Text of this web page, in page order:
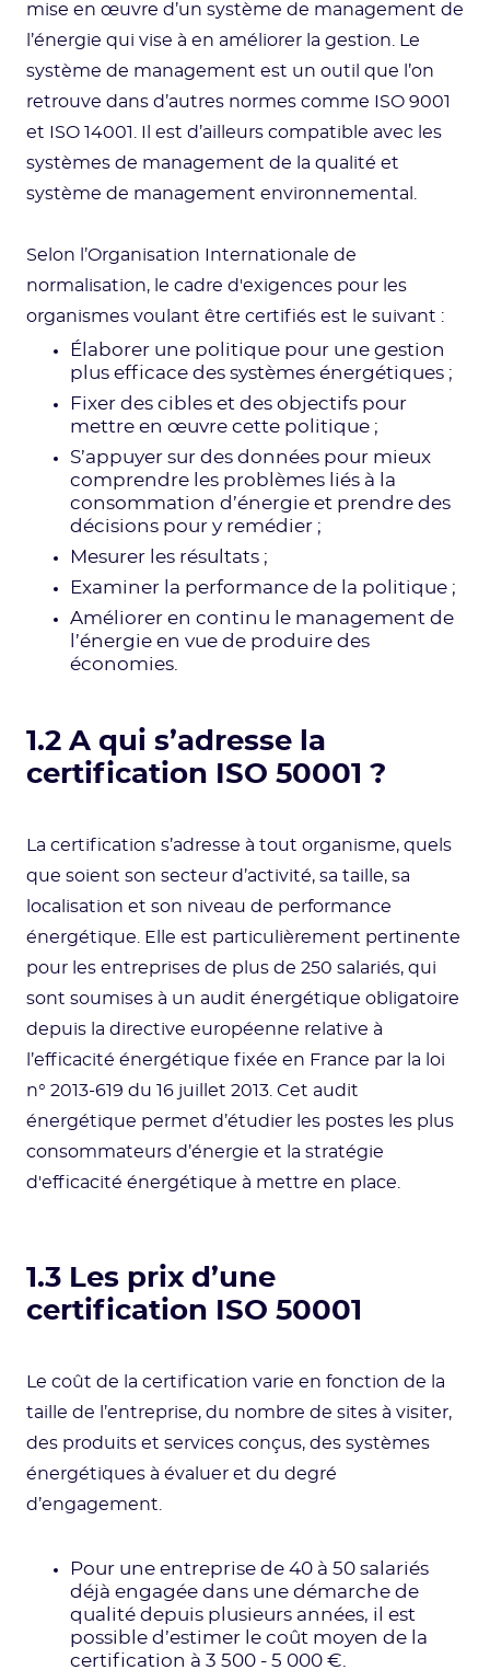
mise en œuvre d’un système de management de
l’énergie qui vise à en améliorer la gestion. Le
système de management est un outil que l’on
retrouve dans d’autres normes comme ISO 9001
et ISO 14001. Il est d’ailleurs compatible avec les
systèmes de management de la qualité et
système de management environnemental.
Selon l’Organisation Internationale de
normalisation, le cadre d'exigences pour les
organismes voulant être certifiés est le suivant :
Élaborer une politique pour une gestion
plus efficace des systèmes énergétiques ;
Fixer des cibles et des objectifs pour
mettre en œuvre cette politique ;
S’appuyer sur des données pour mieux
comprendre les problèmes liés à la
consommation d’énergie et prendre des
décisions pour y remédier ;
Mesurer les résultats ;
Examiner la performance de la politique ;
Améliorer en continu le management de
l’énergie en vue de produire des
économies.
1.2 A qui s’adresse la
certification ISO 50001 ?
La certification s’adresse à tout organisme, quels
que soient son secteur d’activité, sa taille, sa
localisation et son niveau de performance
énergétique. Elle est particulièrement pertinente
pour les entreprises de plus de 250 salariés, qui
sont soumises à un audit énergétique obligatoire
depuis la directive européenne relative à
l’efficacité énergétique fixée en France par la loi
n° 2013-619 du 16 juillet 2013. Cet audit
énergétique permet d’étudier les postes les plus
consommateurs d’énergie et la stratégie
d'efficacité énergétique à mettre en place.
1.3 Les prix d’une
certification ISO 50001
Le coût de la certification varie en fonction de la
taille de l’entreprise, du nombre de sites à visiter,
des produits et services conçus, des systèmes
énergétiques à évaluer et du degré
d’engagement.
Pour une entreprise de 40 à 50 salariés
déjà engagée dans une démarche de
qualité depuis plusieurs années, il est
possible d’estimer le coût moyen de la
certification à 3 500 - 5 000 €.